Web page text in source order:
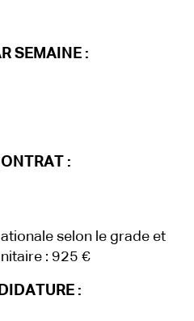
SEMAINE :
:
selon le grade et
: 925 €
: